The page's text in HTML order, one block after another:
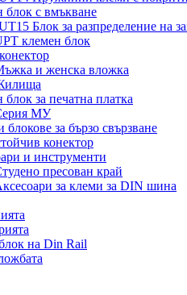
блок с вмъкване
Блок за разпределение на
клемен блок
и женска вложка
за печатна платка
МУ
за бързо свързване
конектор
и инструменти
пресован край
за клеми за DIN шина
на Din Rail